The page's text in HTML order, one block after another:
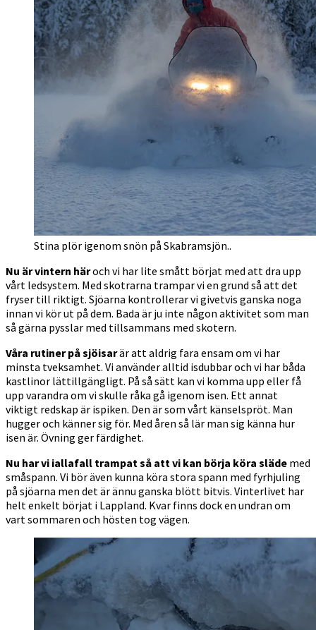
Stina plör igenom snön på Skabramsjön..
Nu är vintern häroch vi har lite smått börjat med att dra upp
vårt ledsystem. Med skotrarna trampar vi en grund så att det
fryser till riktigt. Sjöarna kontrollerar vi givetvis ganska noga
innan vi kör ut på dem. Bada är ju inte någon aktivitet som man
så gärna pysslar med tillsammans med skotern.
Våra rutiner på sjöisarär att aldrig fara ensam om vi har
minsta tveksamhet. Vi använder alltid isdubbar och vi har båda
kastlinor lättillgängligt. På så sätt kan vi komma upp eller få
upp varandra om vi skulle råka gå igenom isen. Ett annat
viktigt redskap är ispiken. Den är som vårt känselspröt. Man
hugger och känner sig för. Med åren så lär man sig känna hur
isen är. Övning ger färdighet.
Nu har vi iallafall trampat så att vi kan börja köra släde med
småspann. Vi bör även kunna köra stora spann med fyrhjuling
på sjöarna men det är ännu ganska blött bitvis. Vinterlivet har
helt enkelt börjat i Lappland. Kvar finns dock en undran om
vart sommaren och hösten tog vägen.